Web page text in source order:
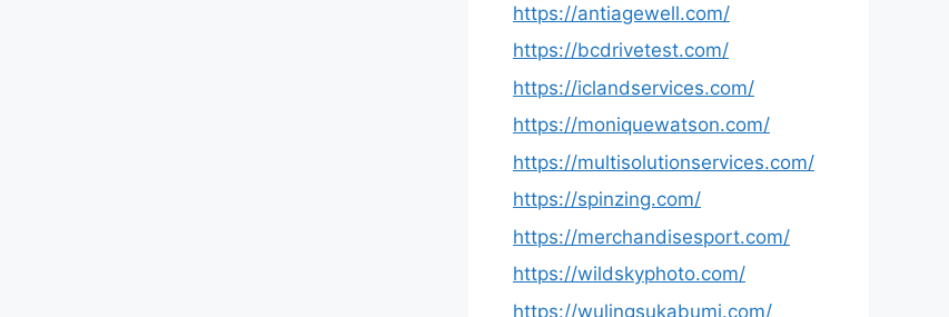
https://antiagewell.com/
https://bcdrivetest.com/
https://iclandservices.com/
https://moniquewatson.com/
https://multisolutionservices.com/
https://spinzing.com/
https://merchandisesport.com/
https://wildskyphoto.com/
https://wulingsukabumi.com/